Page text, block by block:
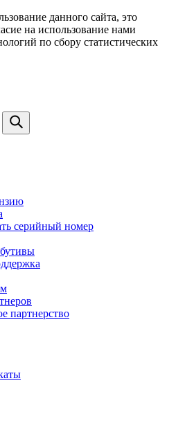
данного сайта, это
на использование нами
по сбору статистических
серийный номер
партнерство